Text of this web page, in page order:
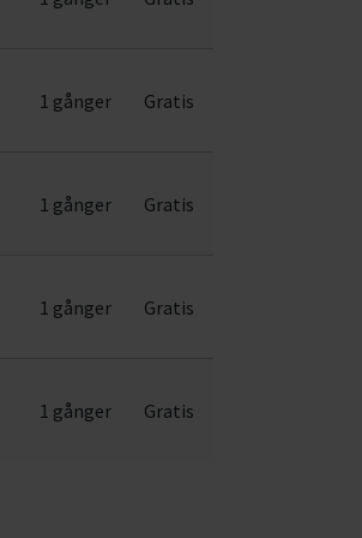
1 gånger Gratis
1 gånger Gratis
1 gånger Gratis
1 gånger Gratis